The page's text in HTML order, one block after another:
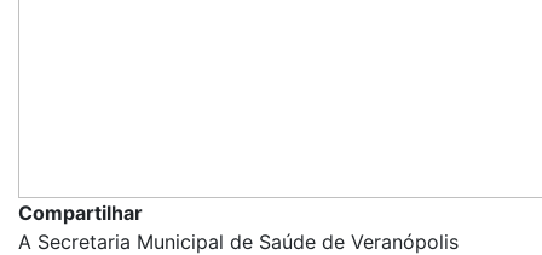
Compartilhar
A Secretaria Municipal de Saúde de Veranópolis